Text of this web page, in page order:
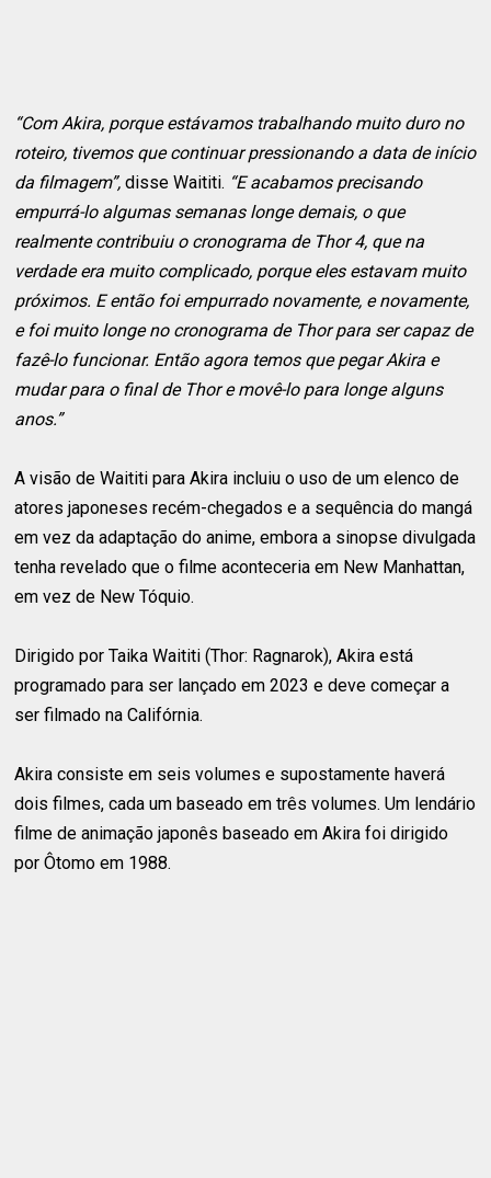
“Com Akira, porque estávamos trabalhando muito duro no
roteiro, tivemos que continuar pressionando a data de início
da filmagem”, disse Waititi. “E acabamos precisando
empurrá-lo algumas semanas longe demais, o que
realmente contribuiu o cronograma de Thor 4, que na
verdade era muito complicado, porque eles estavam muito
próximos. E então foi empurrado novamente, e novamente,
e foi muito longe no cronograma de Thor para ser capaz de
fazê-lo funcionar. Então agora temos que pegar Akira e
mudar para o final de Thor e movê-lo para longe alguns
anos.”
A visão de Waititi para Akira incluiu o uso de um elenco de
atores japoneses recém-chegados e a sequência do mangá
em vez da adaptação do anime, embora a sinopse divulgada
tenha revelado que o filme aconteceria em New Manhattan,
em vez de New Tóquio.
Dirigido por Taika Waititi (Thor: Ragnarok), Akira está
programado para ser lançado em 2023 e deve começar a
ser filmado na Califórnia.
Akira consiste em seis volumes e supostamente haverá
dois filmes, cada um baseado em três volumes. Um lendário
filme de animação japonês baseado em Akira foi dirigido
por Ôtomo em 1988.